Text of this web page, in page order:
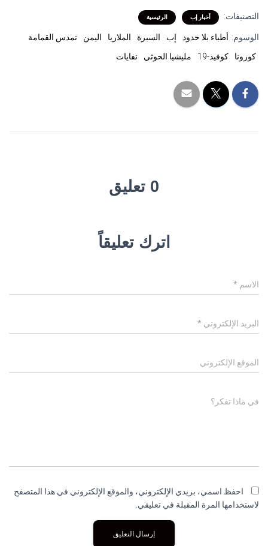
التصنيفات: أخبار إب الرئيسية
الوسوم: أطباء بلا حدود إب السبرة الملاريا اليمن
تمدس القمامة
كورونا
كوفيد-19 مليشيا الحوثي نفايات
0 تعليق
اترك تعليقاً
الاسم *
البريد الإلكتروني *
الموقع الإلكتروني
في ماذا تفكر؟
احفظ اسمي، بريدي الإلكتروني، والموقع الإلكتروني في هذا المتصفح
لاستخدامها المرة المقبلة في تعليقي.